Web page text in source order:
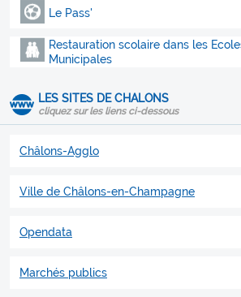
Le Pass'
Restauration scolaire dans les
Municipales
LES SITES DE CHALONS
cliquez sur les liens ci-dessous
Châlons-Agglo
Ville de Châlons-en-Champagne
Opendata
Marchés publics